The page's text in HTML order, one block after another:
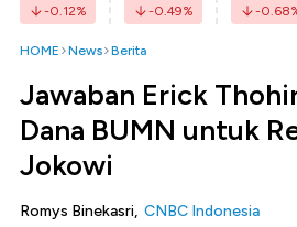
-0.12% -0.49% -0.68
HOME News Berita
Jawaban Erick
Dana BUMN untuk
Jokowi
Romys Binekasri, CNBC Indonesia